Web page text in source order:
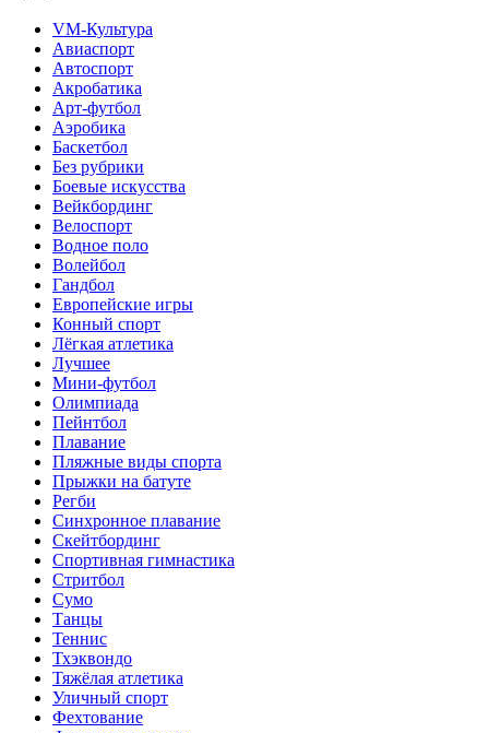
VM-Культура
Авиаспорт
Автоспорт
Акробатика
Арт-футбол
Аэробика
Баскетбол
Без рубрики
Боевые искусства
Вейкбординг
Велоспорт
Водное поло
Волейбол
Гандбол
Европейские игры
Конный спорт
Лёгкая атлетика
Лучшее
Мини-футбол
Олимпиада
Пейнтбол
Плавание
Пляжные виды спорта
Прыжки на батуте
Регби
Синхронное плавание
Скейтбординг
Спортивная гимнастика
Стритбол
Сумо
Танцы
Теннис
Тхэквондо
Тяжёлая атлетика
Уличный спорт
Фехтование